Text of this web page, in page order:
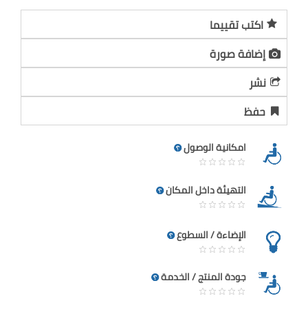
اكتب تقييما
إضافة صورة
نشر
حفظ
امكانية الوصول
التهيئة داخل المكان
الإضاءة / السطوع
جودة المنتج / الخدمة